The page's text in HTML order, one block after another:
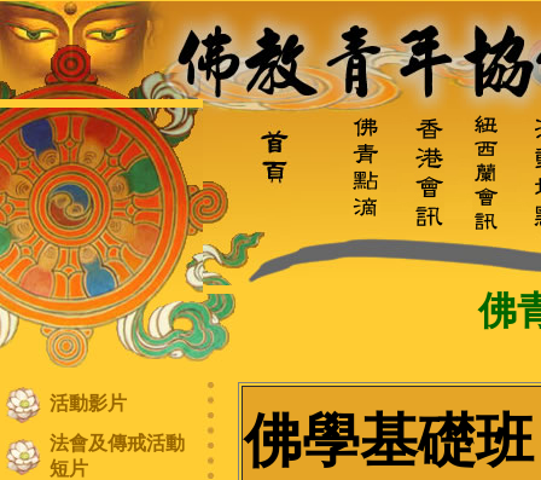
佛
活動影片
法會及傳戒活動
短片
佛學基礎班